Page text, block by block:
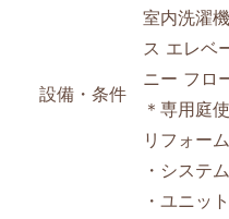
設備・条件
室内洗濯
ス エレベ
ニー フロ
＊専用庭
リフォー
・システ
・ユニッ